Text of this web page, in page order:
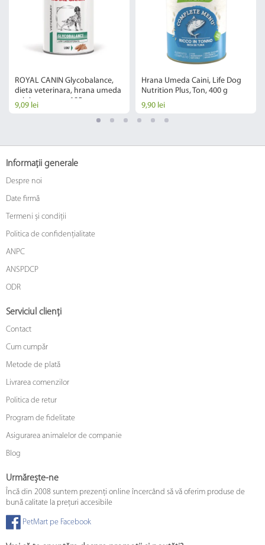
ROYAL CANIN Glycobalance,
dieta veterinara, hrana umeda
caini, conserva, 195 g
9,09 lei
Hrana Umeda Caini, Life Dog
Nutrition Plus, Ton, 400 g
9,90 lei
Informații generale
Despre noi
Date firmă
Termeni și condiții
Politica de confidențialitate
ANPC
ANSPDCP
ODR
Serviciul clienți
Contact
Cum cumpăr
Metode de plată
Livrarea comenzilor
Politica de retur
Program de fidelitate
Asigurarea animalelor de companie
Blog
Urmărește-ne
Încă din 2008 suntem prezenți online încercând să vă oferim produse de
bună calitate la prețuri accesibile
PetMart pe Facebook